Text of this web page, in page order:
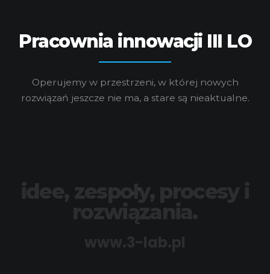
Pracownia innowacji III LO
Operujemy w przestrzeni, w której nowych
rozwiązań jeszcze nie ma, a stare są nieaktualne.
idee, zespoły, procesy i